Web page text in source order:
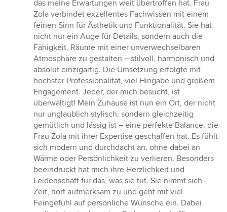
das meine Erwartungen weit übertroffen hat. Frau
Zola verbindet exzellentes Fachwissen mit einem
feinen Sinn für Ästhetik und Funktionalität. Sie hat
nicht nur ein Auge für Details, sondern auch die
Fähigkeit, Räume mit einer unverwechselbaren
Atmosphäre zu gestalten – stilvoll, harmonisch und
absolut einzigartig. Die Umsetzung erfolgte mit
höchster Professionalität, viel Hingabe und großem
Engagement. Jeder, der mich besucht, ist
überwältigt! Mein Zuhause ist nun ein Ort, der nicht
nur unglaublich stylisch, sondern gleichzeitig
gemütlich und lässig ist – eine perfekte Balance, die
Frau Zola mit ihrer Expertise geschaffen hat. Es fühlt
sich modern und durchdacht an, ohne dabei an
Wärme oder Persönlichkeit zu verlieren. Besonders
beeindruckt hat mich ihre Herzlichkeit und
Leidenschaft für das, was sie tut. Sie nimmt sich
Zeit, hört aufmerksam zu und geht mit viel
Feingefühl auf persönliche Wünsche ein. Dabei